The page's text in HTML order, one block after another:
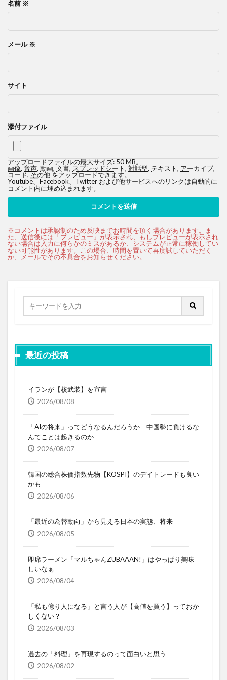
名前 ※
メール ※
サイト
添付ファイル
アップロードファイルの最大サイズ: 50 MB。
画像, 音声, 動画, 文書, スプレッドシート, 対話型, テキスト, アーカイブ,
コード,その他をアップロードできます。
Youtube、Facebook、Twitter および他サービスへのリンクは自動的に
コメント内に埋め込まれます。
最近の投稿
イランが【核武装】を宣言
2026/08/08
「AIの将来」ってどうなるんだろうか 中国勢に負けるな
んてことは起きるのか
2026/08/07
韓国の総合株価指数先物【KOSPI】のデイトレードも良い
かも
2026/08/06
「最近の為替動向」から見える日本の実態、将来
2026/08/05
即席ラーメン「マルちゃんZUBAAAN!」はやっぱり美味
しいなぁ
2026/08/04
「私も億り人になる」と言う人が【高値を買う】っておか
しくない？
2026/08/03
過去の「料理」を再現するのって面白いと思う
2026/08/02